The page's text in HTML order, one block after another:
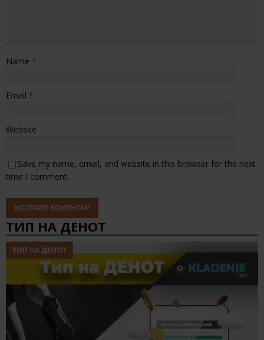
Name *
Email *
Website
Save my name, email, and website in this browser for the next
time I comment.
ТИП НА ДЕНОТ
ТИП НА ДЕНОТ